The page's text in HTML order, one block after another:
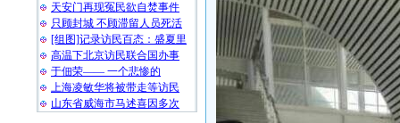
天安门再现冤民欲自焚事件
只顾封城 不顾滞留人员死活
[组图]记录访民百态：盛夏里
高温下北京访民联合国办事
于佃荣—— 一个悲惨的
上海凌敏华将被带走等访民
山东省威海市马述喜因多次